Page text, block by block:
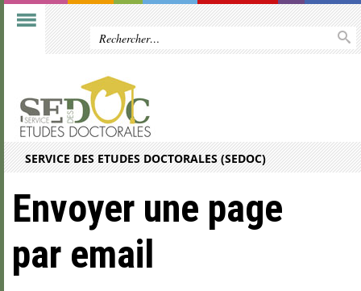
SERVICE DES ETUDES DOCTORALES (SEDOC)
Envoyer une page
par email